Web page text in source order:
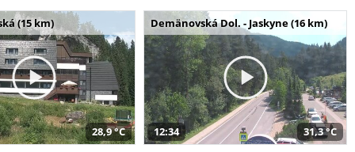
(15 km)
28,9 °C
Demänovská Dol. - Jaskyne (16 km)
12:34 31,3 °C